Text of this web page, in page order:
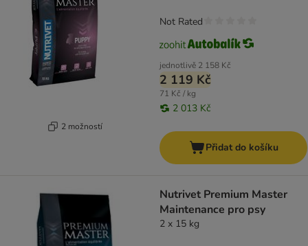
2 možností
jednotlivě 2 158 Kč
2 119 Kč
71 Kč / kg
2 013 Kč
Not Rated
Přidat do košíku
Nutrivet Premium Master
Maintenance pro psy
2 x 15 kg